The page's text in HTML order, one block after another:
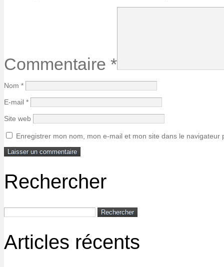
Commentaire *
Nom *
E-mail *
Site web
Enregistrer mon nom, mon e-mail et mon site dans le
Rechercher
Articles récents